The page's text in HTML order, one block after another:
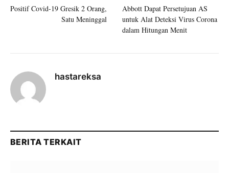
Positif Covid-19 Gresik 2 Orang,
Satu Meninggal
Abbott Dapat Persetujuan AS
untuk Alat Deteksi Virus Corona
dalam Hitungan Menit
hastareksa
BERITA TERKAIT